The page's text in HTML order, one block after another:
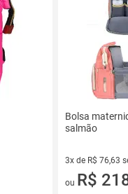
Bolsa
salmão
3x de R$ 76,63
3 vez de R$
ou R$